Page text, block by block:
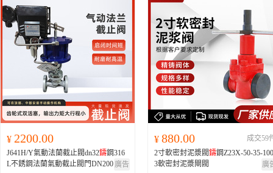
¥ 2200.00
J641H/Y氣動法蘭截止閥dn32鑄鋼316
L不銹鋼法蘭氣動截止閥門DN200 廣告
¥ 880.00
成交59
2寸軟密封泥漿閥鑄鋼Z23X-50-35-100
3軟密封泥漿閘閥
廣